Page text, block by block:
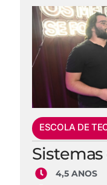
ESCOLA DE
4,5 ANOS